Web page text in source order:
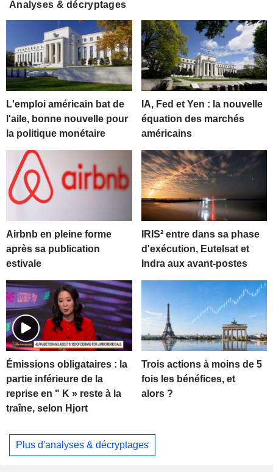
Analyses & décryptages
L'emploi américain bat de
l'aile, bonne nouvelle pour
la politique monétaire
IA, Fed et Yen : la nouvelle
équation des marchés
américains
Airbnb en pleine forme
après sa publication
estivale
IRIS² entre dans sa phase
d'exécution, Eutelsat et
Indra aux avant-postes
Émissions obligataires : la
partie inférieure de la
reprise en " K » reste à la
traîne, selon Hjort
Trois actions à moins de 5
fois les bénéfices, et
alors ?
Plus d'analyses & décryptages